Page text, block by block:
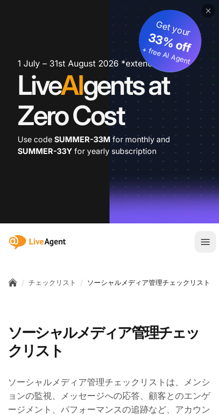
1 July – 31st August 2026 *extended
LiveAIgents at
Zero Cost
Get your
33% off
+ free AI Agent
Use code SUMMER-33M for monthly and
SUMMER-33Y for yearly subscription
:site.title
メ
/ チェックリスト / ソーシャルメディア管理チェックリスト
ソーシャルメディア管理チェッ
クリスト
ソーシャルメディア管理チェックリストは、メンシ
ョンの監視、メッセージへの応答、顧客とのエンゲ
ージメント、パフォーマンスの追跡など、アカウン